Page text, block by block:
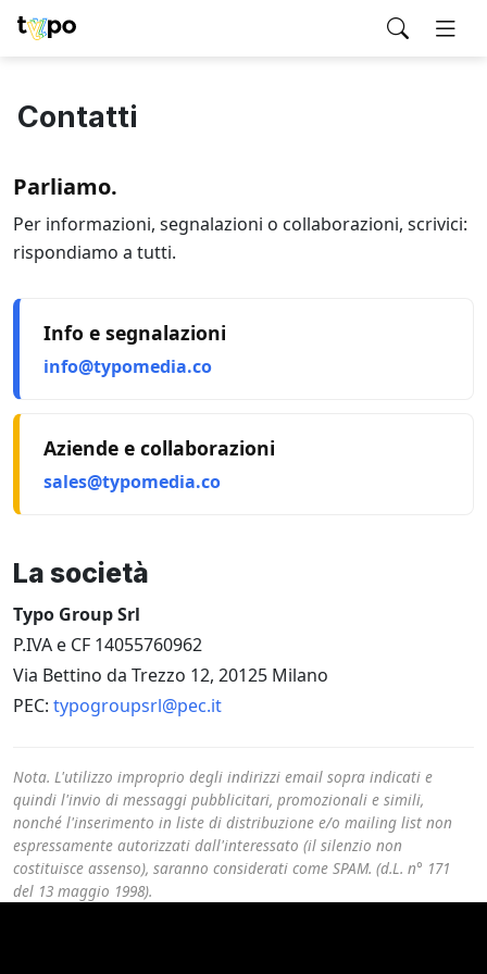
Contatti
Parliamo.
Per informazioni, segnalazioni o collaborazioni, scrivici:
rispondiamo a tutti.
Info e segnalazioni
info@typomedia.co
Aziende e collaborazioni
sales@typomedia.co
La società
Typo Group Srl
P.IVA e CF 14055760962
Via Bettino da Trezzo 12, 20125 Milano
PEC: typogroupsrl@pec.it
Nota. L'utilizzo improprio degli indirizzi email sopra indicati e
quindi l'invio di messaggi pubblicitari, promozionali e simili,
nonché l'inserimento in liste di distribuzione e/o mailing list non
espressamente autorizzati dall'interessato (il silenzio non
costituisce assenso), saranno considerati come SPAM. (d.L. n° 171
del 13 maggio 1998).